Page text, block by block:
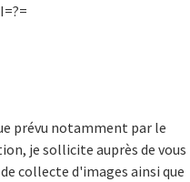
prévu notamment par le
je sollicite auprès de vous
collecte d'images ainsi que